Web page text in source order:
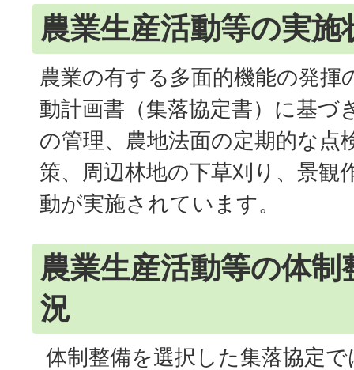
農業生産活動等の実施
農業の有する多面的機能の発揮
動計画書（集落協定書）に基づ
の管理、農地法面の定期的な点
策、周辺林地の下草刈り、景観
動が実施されています。
農業生産活動等の体制
況
体制整備を選択した集落協定